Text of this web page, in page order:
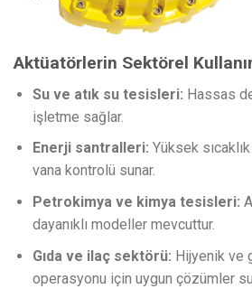
Aktüatörlerin Sektörel
Su ve atık su tesisleri: Hassas
işletme sağlar.
Enerji santralleri: Yüksek
vana kontrolü sunar.
Petrokimya ve kimya tesisleri:
dayanıklı modeller mevcuttur.
Gıda ve ilaç sektörü: Hijyenik ve
operasyonu için uygun çözümler